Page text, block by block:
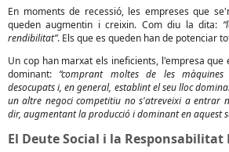
En moments de recessió, les empreses que
queden augmentin i creixin. Com diu la dita:
rendibilitat”. Els que es queden han de potenciar
Un cop han marxat els ineficients, l'empresa que
dominant:“comprant moltes de les màquines
desocupats i, en general, establint el seu lloc
un altre negoci competitiu no s'atreveixi a entrar
dir, augmentant la producció i dominant en aquest
El Deute Social i la Responsabilitat